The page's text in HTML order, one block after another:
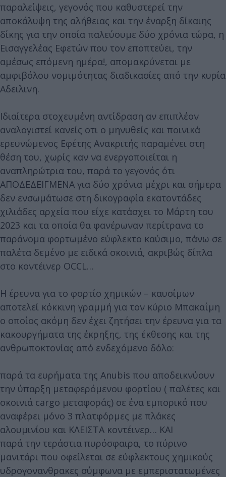
παραλείψεις, γεγονός που καθυστερεί την
αποκάλυψη της αλήθειας και την έναρξη δίκαιης
δίκης για την οποία παλεύουμε δύο χρόνια τώρα, η
Εισαγγελέας Εφετών που τον εποπτεύει, την
αμέσως επόμενη ημέρα!, απομακρύνεται με
αμφιβόλου νομιμότητας διαδικασίες από την κυρία
Αδειλινη.
Ιδιαίτερα στοχευμένη αντίδραση αν επιπλέον
αναλογιστεί κανείς οτι ο μηνυθείς και ποινικά
ερευνώμενος Εφέτης Ανακριτής παραμένει στη
θέση του, χωρίς καν να ενεργοποιείται η
αναπληρώτρια του, παρά το γεγονός ότι
ΑΠΟΔΕΔΕΙΓΜΕΝΑ για δύο χρόνια μέχρι και σήμερα
δεν ενσωμάτωσε στη δικογραφία εκατοντάδες
χιλιάδες αρχεία που είχε κατάσχει το Μάρτη του
2023 και τα οποία θα φανέρωναν περίτρανα το
παράνομα φορτωμένο εύφλεκτο καύσιμο, πάνω σε
παλέτα δεμένο με ειδικά σκοινιά, ακριβώς δίπλα
στο κοντέινερ OCCL…
Η έρευνα για το φορτίο χημικών – καυσίμων
αποτελεί κόκκινη γραμμή για τον κύριο Μπακαΐμη
ο οποίος ακόμη δεν έχει ζητήσει την έρευνα για τα
κακουργήματα της έκρηξης, της έκθεσης και της
ανθρωποκτονίας από ενδεχόμενο δόλο:
παρά τα ευρήματα της Anubis που αποδεικνύουν
την ύπαρξη μεταφερόμενου φορτίου ( παλέτες και
σκοινιά cargo μεταφοράς) σε ένα εμπορικό που
αναφέρει μόνο 3 πλατφόρμες με πλάκες
αλουμινίου και ΚΛΕΙΣΤΑ κοντέινερ… ΚΑΙ
παρά την τεράστια πυρόσφαιρα, το πύρινο
μανιτάρι που οφείλεται σε εύφλεκτους χημικούς
υδρογονανθρακες σύμφωνα με εμπεριστατωμένες